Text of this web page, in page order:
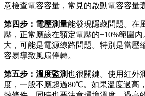
意檢查電容容量，常見的啟動電容容量
第四步：電壓測量能發現隱藏問題。在
壓，正常應該在額定電壓的±10%範圍
大，可能是電源線路問題。特別是當壓
容易導致風扇停轉。
第五步：溫度監測也很關鍵。使用紅外
度，一般不應超過80℃。如果溫度過高